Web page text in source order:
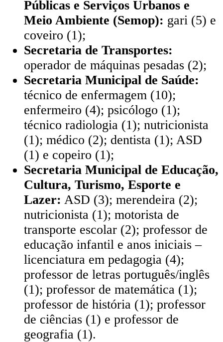
Públicas e Serviços Urbanos e
Meio Ambiente (Semop): gari (5) e
coveiro (1);
Secretaria de Transportes:
operador de máquinas pesadas (2);
Secretaria Municipal de Saúde:
técnico de enfermagem (10);
enfermeiro (4); psicólogo (1);
técnico radiologia (1); nutricionista
(1); médico (2); dentista (1); ASD
(1) e copeiro (1);
Secretaria Municipal de Educação,
Cultura, Turismo, Esporte e
Lazer: ASD (3); merendeira (2);
nutricionista (1); motorista de
transporte escolar (2); professor de
educação infantil e anos iniciais –
licenciatura em pedagogia (4);
professor de letras português/inglês
(1); professor de matemática (1);
professor de história (1); professor
de ciências (1) e professor de
geografia (1).